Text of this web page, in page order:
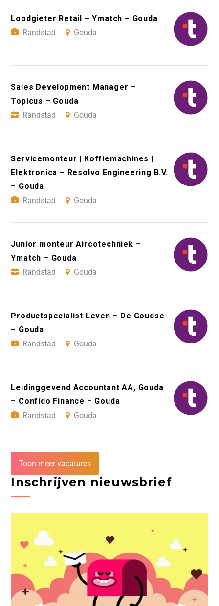
Loodgieter Retail – Ymatch – Gouda
Randstad
Gouda
Sales Development Manager –
Topicus – Gouda
Randstad
Gouda
Servicemonteur | Koffiemachines |
Elektronica – Resolvo Engineering B.V.
– Gouda
Randstad
Gouda
Junior monteur Aircotechniek –
Ymatch – Gouda
Randstad
Gouda
Productspecialist Leven – De Goudse
– Gouda
Randstad
Gouda
Leidinggevend Accountant AA, Gouda
– Confido Finance – Gouda
Randstad
Gouda
Toon meer vacatures
Inschrijven nieuwsbrief